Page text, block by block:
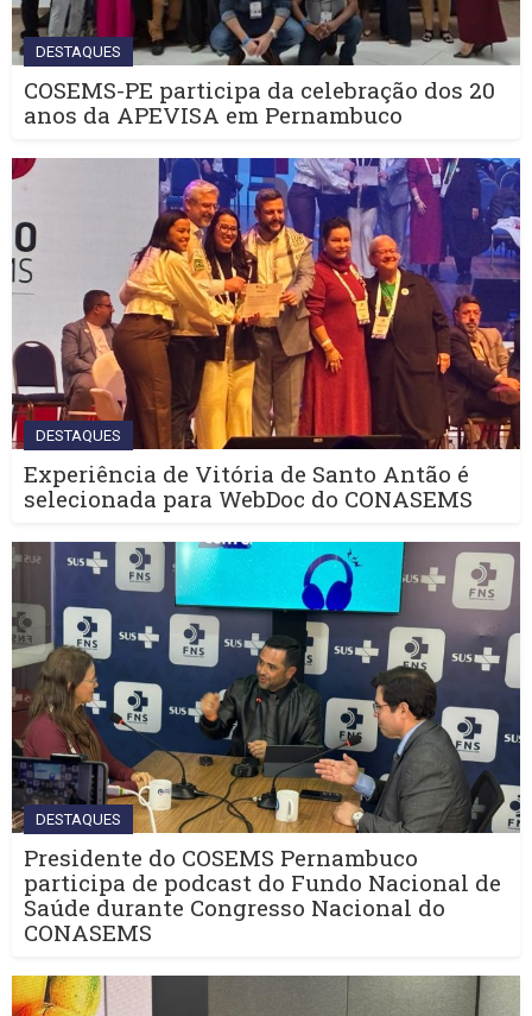
DESTAQUES
COSEMS-PE participa da celebração dos 20
anos da APEVISA em Pernambuco
DESTAQUES
Experiência de Vitória de Santo Antão é
selecionada para WebDoc do CONASEMS
DESTAQUES
Presidente do COSEMS Pernambuco
participa de podcast do Fundo Nacional de
Saúde durante Congresso Nacional do
CONASEMS